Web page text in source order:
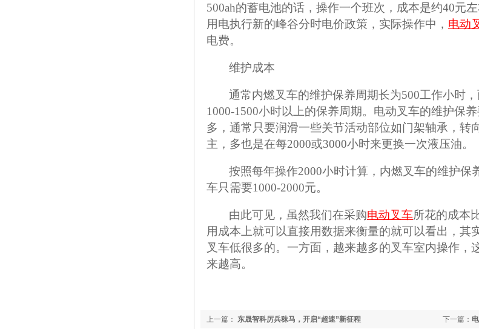
500ah的蓄电池的话，操作一个班次，成本是约40元
用电执行新的峰谷分时电价政策，实际操作中， 电动
电费。
维护成本
通常内燃叉车的维护保养周期长为500工作小时
1000-1500小时以上的保养周期。电动叉车的维护保
多，通常只要润滑一些关节活动部位如门架轴承，转
主，多也是在每2000或3000小时来更换一次液压油。
按照每年操作2000小时计算，内燃叉车的维护保
车只需要1000-2000元。
由此可见，虽然我们在采购电动叉车所花的成本
用成本上就可以直接用数据来衡量的就可以看出，其
叉车低很多的。一方面，越来越多的叉车室内操作，
来越高。
下一篇：
上一篇： 东晟智科厉兵秣马，开启“超速”新征程